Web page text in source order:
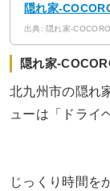
隠れ家-
出典: 隠れ家-
隠れ家-
北九州市の隠れ
ューは「ドライ
じっくり時間を